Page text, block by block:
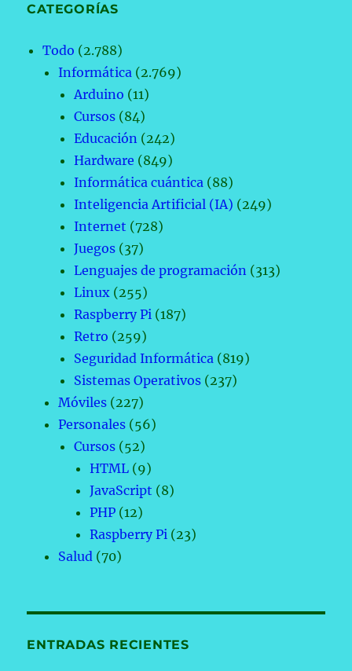
CATEGORÍAS
Todo (2.788)
Informática (2.769)
Arduino (11)
Cursos (84)
Educación (242)
Hardware (849)
Informática cuántica (88)
Inteligencia Artificial (IA) (249)
Internet (728)
Juegos (37)
Lenguajes de programación (313)
Linux (255)
Raspberry Pi (187)
Retro (259)
Seguridad Informática (819)
Sistemas Operativos (237)
Móviles (227)
Personales (56)
Cursos (52)
HTML (9)
JavaScript (8)
PHP (12)
Raspberry Pi (23)
Salud (70)
ENTRADAS RECIENTES